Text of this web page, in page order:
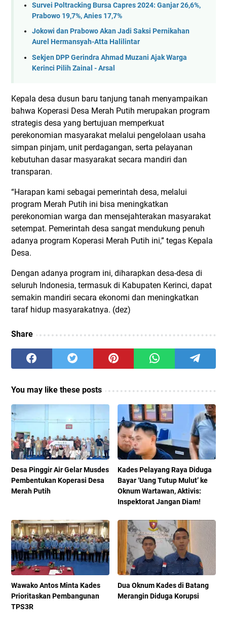
Survei Poltracking Bursa Capres 2024: Ganjar 26,6%,
Prabowo 19,7%, Anies 17,7%
Jokowi dan Prabowo Akan Jadi Saksi Pernikahan
Aurel Hermansyah-Atta Halilintar
Sekjen DPP Gerindra Ahmad Muzani Ajak Warga
Kerinci Pilih Zainal - Arsal
Kepala desa dusun baru tanjung tanah menyampaikan
bahwa Koperasi Desa Merah Putih merupakan program
strategis desa yang bertujuan memperkuat
perekonomian masyarakat melalui pengelolaan usaha
simpan pinjam, unit perdagangan, serta pelayanan
kebutuhan dasar masyarakat secara mandiri dan
transparan.
“Harapan kami sebagai pemerintah desa, melalui
program Merah Putih ini bisa meningkatkan
perekonomian warga dan mensejahterakan masyarakat
setempat. Pemerintah desa sangat mendukung penuh
adanya program Koperasi Merah Putih ini,” tegas Kepala
Desa.
Dengan adanya program ini, diharapkan desa-desa di
seluruh Indonesia, termasuk di Kabupaten Kerinci, dapat
semakin mandiri secara ekonomi dan meningkatkan
taraf hidup masyarakatnya. (dez)
Share
You may like these posts
Desa Pinggir Air Gelar Musdes
Pembentukan Koperasi Desa
Merah Putih
Kades Pelayang Raya Diduga
Bayar ‘Uang Tutup Mulut’ ke
Oknum Wartawan, Aktivis:
Inspektorat Jangan Diam!
Wawako Antos Minta Kades
Prioritaskan Pembangunan
TPS3R
Dua Oknum Kades di Batang
Merangin Diduga Korupsi